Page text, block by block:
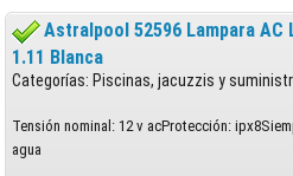
Astralpool 52596 Lampara AC
1.11 Blanca
Categorías: Piscinas, jacuzzis y
Tensión nominal: 12 v acProtección:
agua